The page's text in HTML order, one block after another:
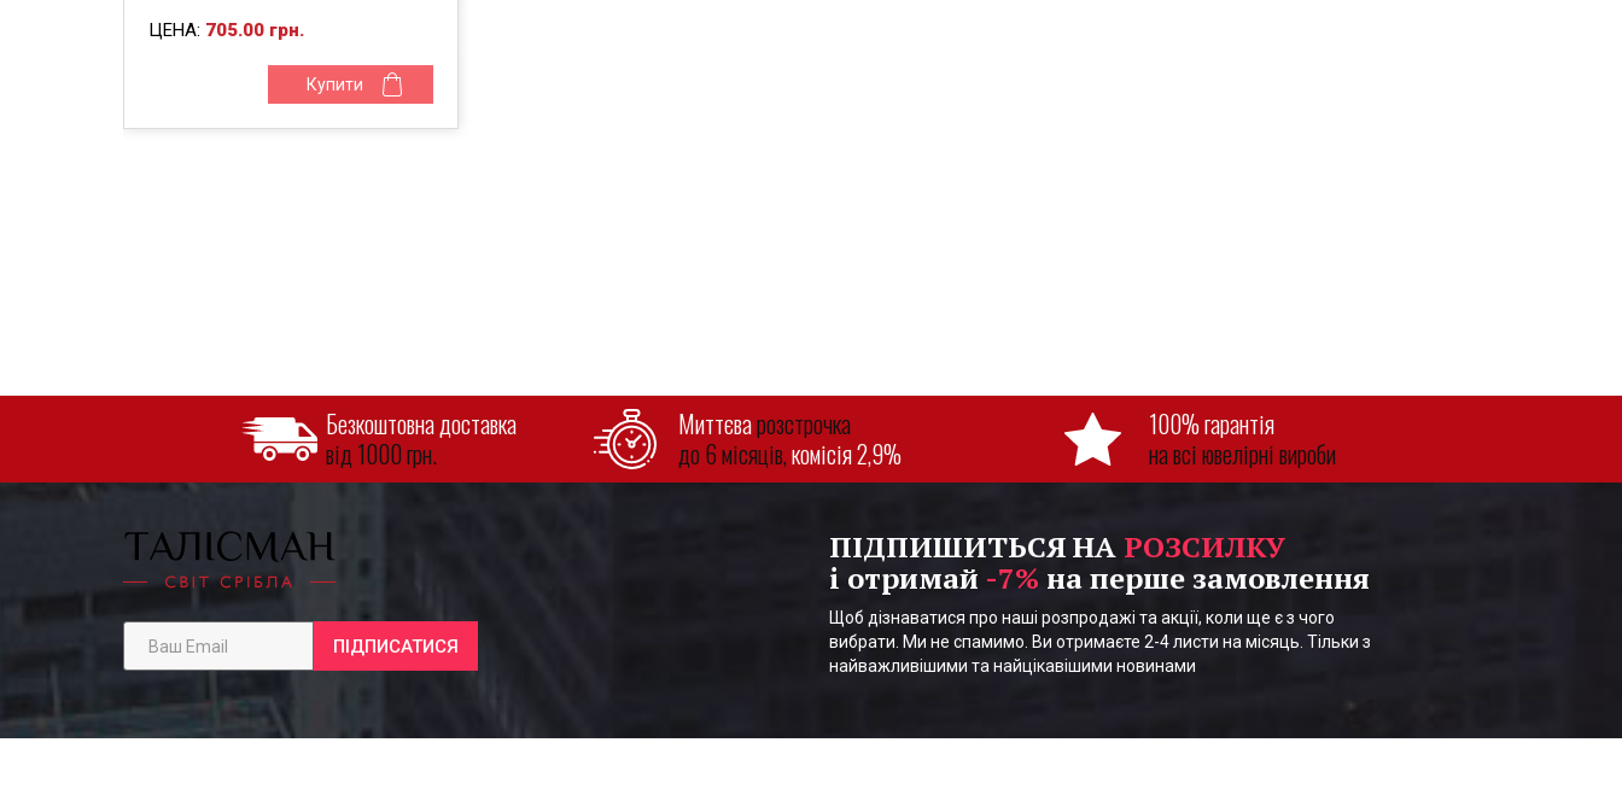
ЦЕНА: 705.00 грн.
Купити
Безкоштовна доставка
від 1000 грн.
Миттєварозстрочка
до 6 місяців,комісія 2,9%
100% гарантія
на всі ювелірні вироби
ПІДПИСАТИСЯ
ПІДПИШИТЬСЯ НА РОЗСИЛКУ
і отримай -7% на перше замовлення
Щоб дізнаватися про наші розпродажі та акції, коли ще є з чого
вибрати. Ми не спамимо. Ви отримаєте 2-4 листи на місяць. Тільки з
найважливішими та найцікавішими новинами